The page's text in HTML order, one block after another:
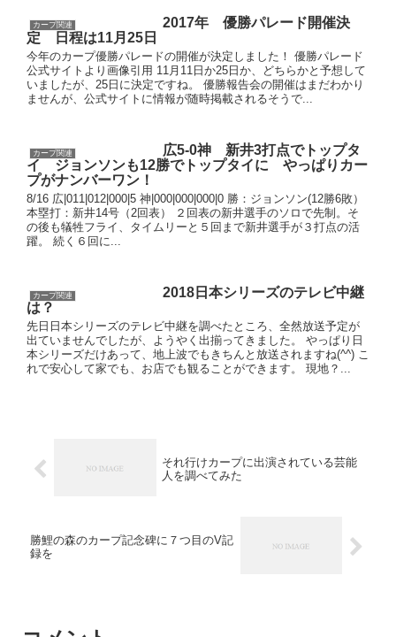
カープ関連
2017年 優勝パレード開催決
定 日程は11月25日
今年のカープ優勝パレードの開催が決定しました！ 優勝パレード
公式サイトより画像引用 11月11日か25日か、どちらかと予想して
いましたが、25日に決定ですね。 優勝報告会の開催はまだわかり
ませんが、公式サイトに情報が随時掲載されるそうで...
カープ関連
広5-0神 新井3打点でトップタ
イ ジョンソンも12勝でトップタイに やっぱりカー
プがナンバーワン！
8/16 広|011|012|000|5 神|000|000|000|0 勝：ジョンソン(12勝6敗）
本塁打：新井14号（2回表） ２回表の新井選手のソロで先制。そ
の後も犠牲フライ、タイムリーと５回まで新井選手が３打点の活
躍。 続く６回に...
カープ関連
2018日本シリーズのテレビ中継
は？
先日日本シリーズのテレビ中継を調べたところ、全然放送予定が
出ていませんでしたが、ようやく出揃ってきました。 やっぱり日
本シリーズだけあって、地上波でもきちんと放送されますね(^^) こ
れで安心して家でも、お店でも観ることができます。 現地？...
それ行けカープに出演されている芸能
人を調べてみた
勝鯉の森のカープ記念碑に７つ目のV記
録を